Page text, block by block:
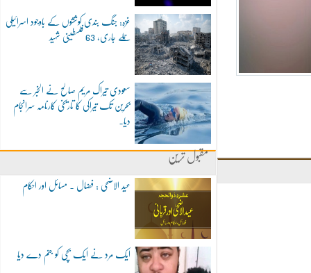
غزہ: جنگ بندی کوششوں کے باوجود اسرائیلی
حملے جاری، 63 فلسطینی شہید
سعودی تیراک مریم صالح نے الخبر سے
بحرین تک تیراکی کا تاریخی کارنامہ سرانجام
دیا۔
مقبول ترین
عید الاضحی : فضال ۔ مسائل اور احکام
ایک مرد نے ایک بچی کو جنم دے دیا